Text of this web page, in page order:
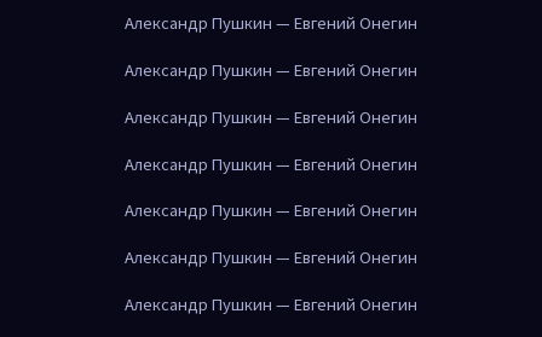
Александр Пушкин — Евгений Онегин
Александр Пушкин — Евгений Онегин
Александр Пушкин — Евгений Онегин
Александр Пушкин — Евгений Онегин
Александр Пушкин — Евгений Онегин
Александр Пушкин — Евгений Онегин
Александр Пушкин — Евгений Онегин